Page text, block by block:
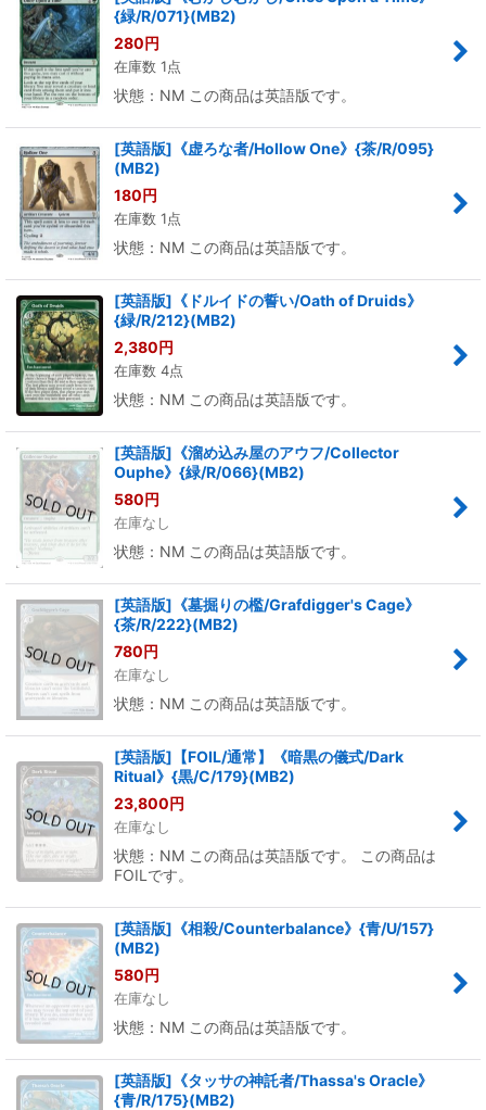
{緑/R/071}(MB2)
280円
在庫数 1点
状態：NM この商品は英語版です。
[英語版]《虚ろな者/Hollow One》{茶/R/095}
(MB2)
180円
在庫数 1点
状態：NM この商品は英語版です。
[英語版]《ドルイドの誓い/Oath of Druids》
{緑/R/212}(MB2)
2,380円
在庫数 4点
状態：NM この商品は英語版です。
[英語版]《溜め込み屋のアウフ/Collector
Ouphe》{緑/R/066}(MB2)
580円
在庫なし
状態：NM この商品は英語版です。
[英語版]《墓掘りの檻/Grafdigger's Cage》
{茶/R/222}(MB2)
780円
在庫なし
状態：NM この商品は英語版です。
[英語版]【FOIL/通常】《暗黒の儀式/Dark
Ritual》{黒/C/179}(MB2)
23,800円
在庫なし
状態：NM この商品は英語版です。 この商品は
FOILです。
[英語版]《相殺/Counterbalance》{青/U/157}
(MB2)
580円
在庫なし
状態：NM この商品は英語版です。
[英語版]《タッサの神託者/Thassa's Oracle》
{青/R/175}(MB2)